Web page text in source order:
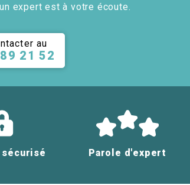
expert est à votre écoute.
au
21 52
sécurisé Parole d'expert